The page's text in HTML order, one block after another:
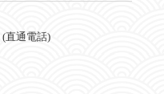
(直通電話)